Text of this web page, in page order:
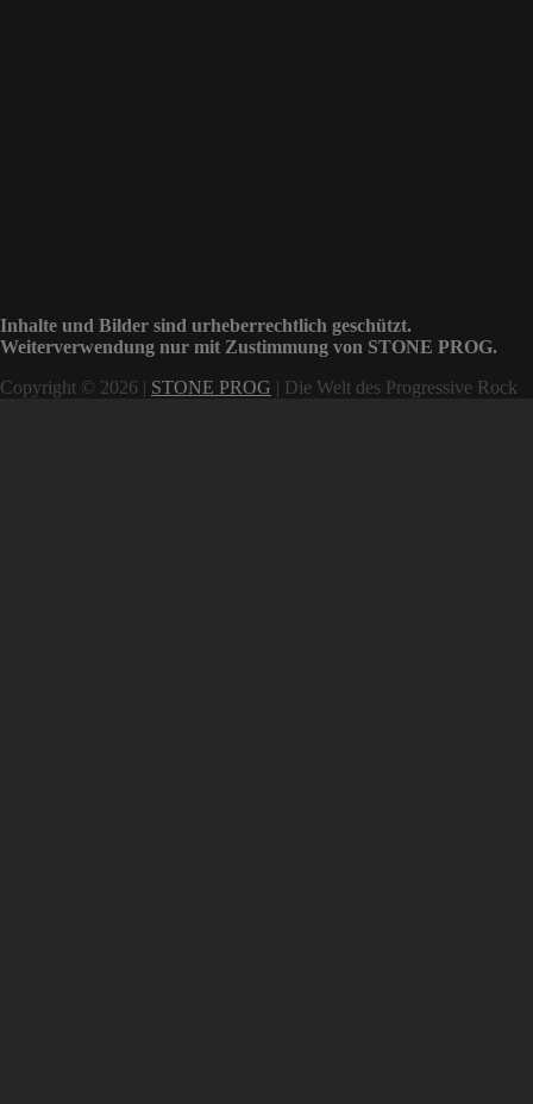
Inhalte und Bilder sind urheberrechtlich geschützt.
Weiterverwendung nur mit Zustimmung von STONE PROG.
Copyright © 2026 | STONE PROG | Die Welt des Progressive Rock